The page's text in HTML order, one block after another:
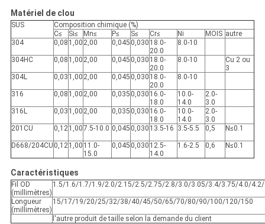
Matériel de clou
SUS
Composition chimique (%)
C≤
Si≤ Mn≤ P≤ S≤ Cr≤ Ni MOIS autre
304
0,08 1,00 2,00 0,045 0,030 18.0-
20.0
8.0-10
304HC 0,08 1,00 2,00 0,045 0,030 18.0-
20.0
8.0-10
Cu 2 ou
3
304L
0,03 1,00 2,00 0,045 0,030 18.0-
20.0
8.0-10
316 0,08 1,00 2,00 0,035 0,030 16.0-
18.0
10.0-
14.0
2.0-
3.0
316L
0,03 1,00 2,00 0,035 0,030 16.0-
18.0
10.0-
14.0
2.0-
3.0
201CU
0,121,007.5-10.0 0,045 0,030 13.5-16 3.5-5.5 0,5 N≤0.1
D668/204CU 0,121,00 11.0-
15.0
0,045 0,030 12.5-
14.0
1.6-2.5 0,6 N≤0.1
Caractéristiques
Fil OD
(millimètres)
1.5/1.6/1.7/1.9/2.0/2.15/2.5/2.75/2.8/3.0/3.05/3.4/3.75/4.0/
Longueur
(millimètres)
15/17/19/20/25/32/38/40/45/50/65/70/80/90/100/120/150
l'autre produit de taille selon la demande du client